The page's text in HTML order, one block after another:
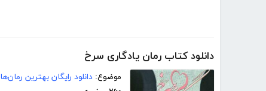
دانلود کتاب رمان یادگاری سرخ
موضوع: دانلود رایگان بهترین رمان‌ها